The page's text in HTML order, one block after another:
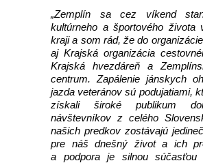
„Zemplín sa cez víkend
kultúrneho a športového života
kraji a som rád, že do
aj Krajská organizácia
Krajská hvezdáreň a
centrum. Zapálenie jánskych
jazda veteránov sú podujatiami,
získali široké publikum
návštevníkov z celého
našich predkov zostávajú
pre náš dnešný život a ich
a podpora je silnou súčasťou